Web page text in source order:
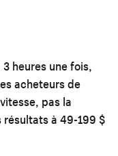
heures une fois,
acheteurs de
pas la
à 49-199 $